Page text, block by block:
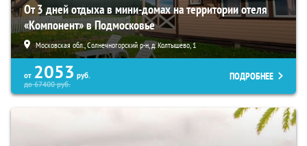
От 3 дней отдыха в мини-домах на территории отеля
«Компонент» в Подмосковье
Московская обл., Солнечногорский р-н, д. Колтышево, 1
от 2053 руб.
до67400руб.
ПОДРОБНЕЕ